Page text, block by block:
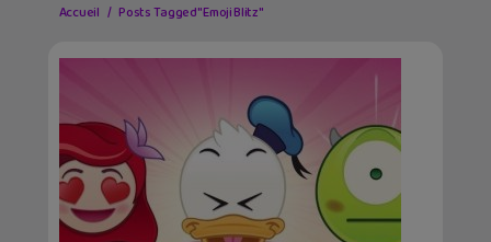
Accueil Posts Tagged "Emoji Blitz"